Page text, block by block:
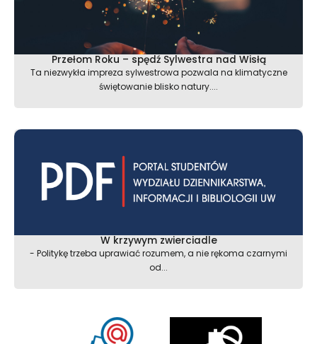
Przełom Roku – spędź Sylwestra nad Wisłą
Ta niezwykła impreza sylwestrowa pozwala na klimatyczne
świętowanie blisko natury....
W krzywym zwierciadle
- Politykę trzeba uprawiać rozumem, a nie rękoma czarnymi
od...